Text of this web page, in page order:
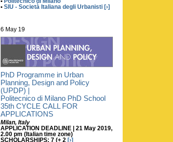
• SIU - Società Italiana degli Urbanisti [›]
6 May 19
PhD Programme in Urban
Planning, Design and Policy
(UPDP) |
Politecnico di Milano PhD School
35th CYCLE CALL FOR
APPLICATIONS
Milan, Italy
APPLICATION DEADLINE | 21 May 2019,
2.00 pm ( Italian time zone)
SCHOLARSHIPS: 7 (+ 2 [›]